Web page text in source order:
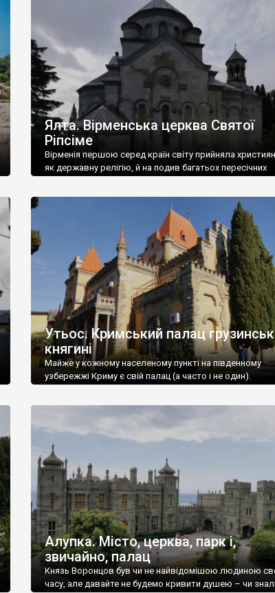
називаються «повстяками» (postaki)…” “Вино. Крим
виробляє відмінне вино і його вдосталь: воно все
легке біле і дуже […]
Ялта. Вірменська церква Святої
Ріпсіме
Вірменія першою серед країн світу прийняла
як державну релігію, й на подив багатьох пересічних
Утьос. Кримський палац
княгині
Майже у кожному населеному пункті на південному
узбережжі Криму є свій палац (а часто і не один).
Алупка. Місто, церква, парк і,
звичайно, палац
Князь Воронцов був чи не найвідомішою людиною
часу, але давайте не будемо кривити душею – чи